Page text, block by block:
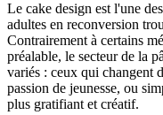
Le cake design est l'une
adultes en reconversion
Contrairement à certains
préalable, le secteur de la
variés : ceux qui changent
passion de jeunesse, ou
plus gratifiant et créatif.